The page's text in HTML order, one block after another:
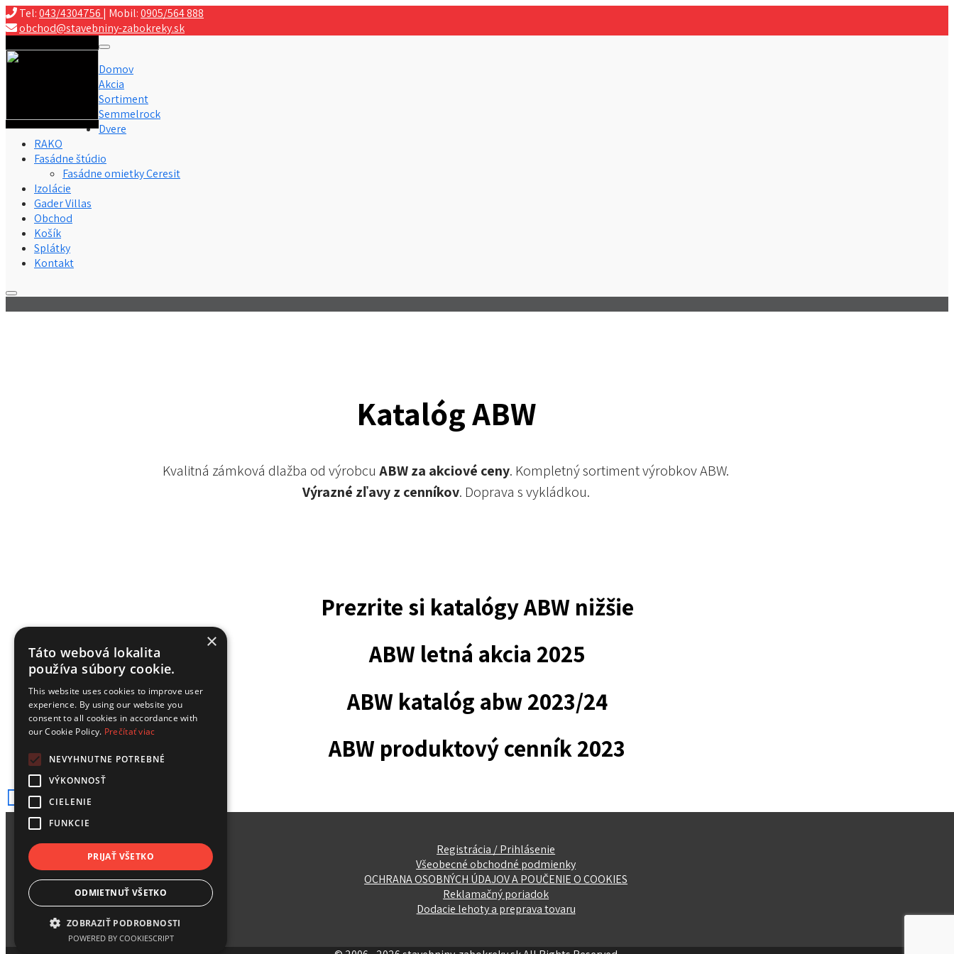
Tel:043/4304756 | Mobil:0905/564 888
obchod@stavebniny-zabokreky.sk
Domov
Akcia
Sortiment
Semmelrock
Dvere
RAKO
Fasádne štúdio
Fasádne omietky Ceresit
Izolácie
Gader Villas
Obchod
Košík
Splátky
Kontakt
Katalóg ABW
Kvalitná zámková dlažba od výrobcu ABW za akciové ceny. Kompletný sortiment výrobkov ABW.
Výrazné zľavy z cenníkov. Doprava s vykládkou.
Prezrite si katalógy ABW nižšie
ABW letná akcia 2025
ABW katalóg abw 2023/24
ABW produktový cenník 2023
Registrácia / Prihlásenie
Všeobecné obchodné podmienky
OCHRANA OSOBNÝCH ÚDAJOV A POUČENIE O COOKIES
Reklamačný poriadok
Dodacie lehoty a preprava tovaru
×
Táto webová lokalita
používa súbory cookie.
This website uses cookies to improve user
experience. By using our website you
consent to all cookies in accordance with
our Cookie Policy. Prečítať viac
NEVYHNUTNE POTREBNÉ
VÝKONNOSŤ
CIELENIE
FUNKCIE
PRIJAŤ VŠETKO
ODMIETNUŤ VŠETKO
ZOBRAZIŤ PODROBNOSTI
POWERED BY COOKIESCRIPT